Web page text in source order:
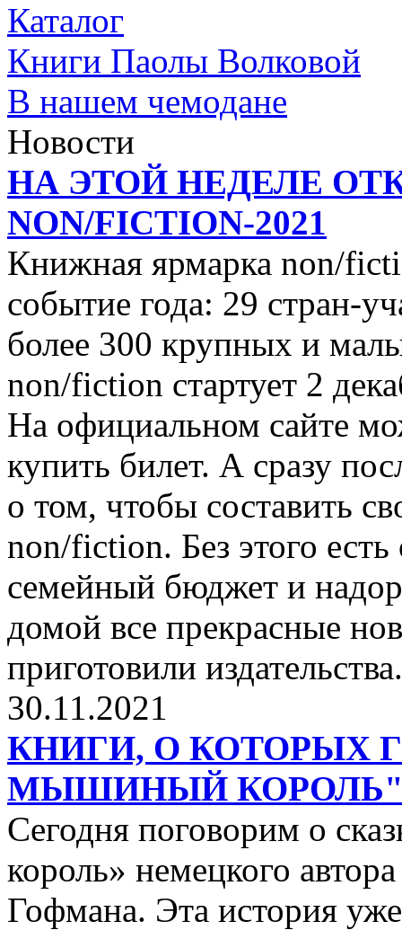
Каталог
Книги Паолы Волковой
В нашем чемодане
Новости
НА ЭТОЙ НЕДЕЛЕ
NON/FICTION-2021
Книжная ярмарка non/
событие года: 29 стран-
более 300 крупных и
non/fiction стартует 2
На официальном сайте
купить билет. А сразу
о том, чтобы составить
non/fiction. Без этого есть
семейный бюджет и
домой все прекрасные
приготовили издательства.
30.11.2021
КНИГИ, О КОТОРЫХ
МЫШИНЫЙ
Сегодня поговорим о
король» немецкого
Гофмана. Эта история